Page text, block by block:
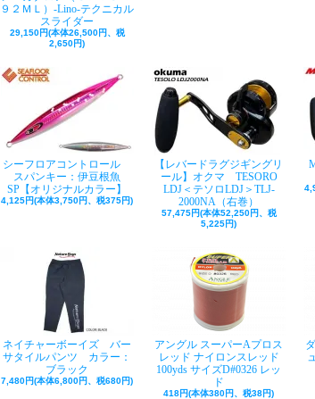
９２ＭＬ）-Lino-テクニカル
スライダー
29,150円(本体26,500円、税
2,650円)
シーフロアコントロール
スパンキー：伊豆根魚
SP【オリジナルカラー】
4,125円(本体3,750円、税375円)
【レバードラグジギングリ
ール】オクマ TESORO
LDJ＜テソロLDJ＞TLJ-
2000NA（右巻）
57,475円(本体52,250円、税
5,225円)
ネイチャーボーイズ バー
サタイルパンツ カラー：
ブラック
7,480円(本体6,800円、税680円)
アングル スーパーAプロス
レッド ナイロンスレッド
100yds サイズD#0326 レッ
ド
418円(本体380円、税38円)